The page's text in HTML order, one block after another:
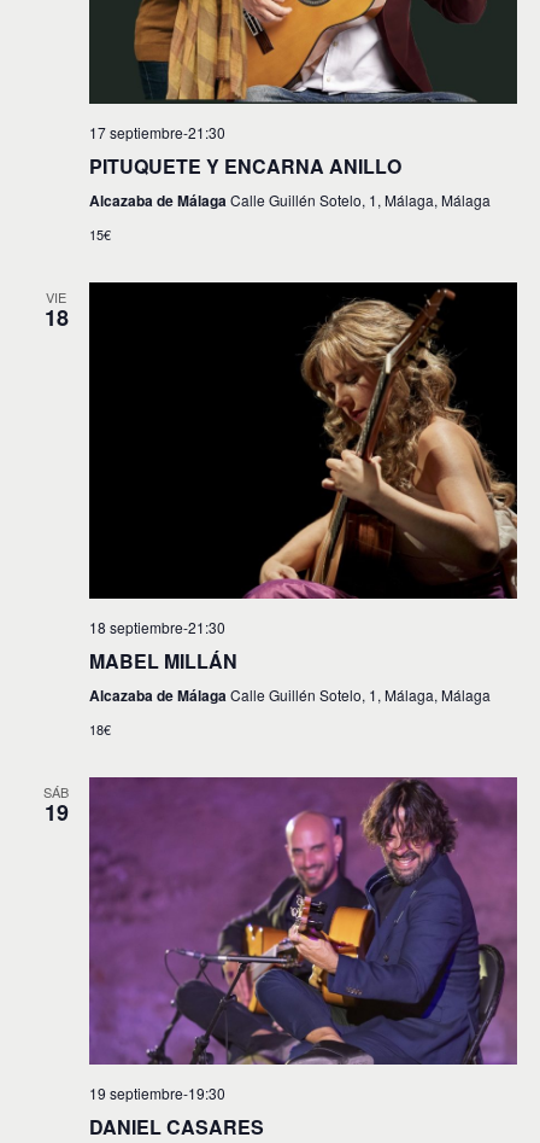
17 septiembre-21:30
PITUQUETE Y ENCARNA ANILLO
Alcazaba de MálagaCalle Guillén Sotelo, 1, Málaga, Málaga
15€
VIE
18
18 septiembre-21:30
MABEL MILLÁN
Alcazaba de MálagaCalle Guillén Sotelo, 1, Málaga, Málaga
18€
SÁB
19
19 septiembre-19:30
DANIEL CASARES